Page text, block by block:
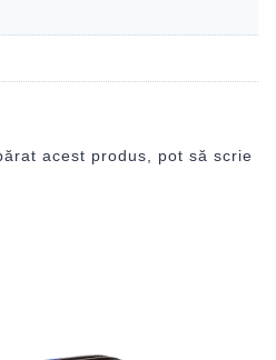
acest produs, pot să scrie